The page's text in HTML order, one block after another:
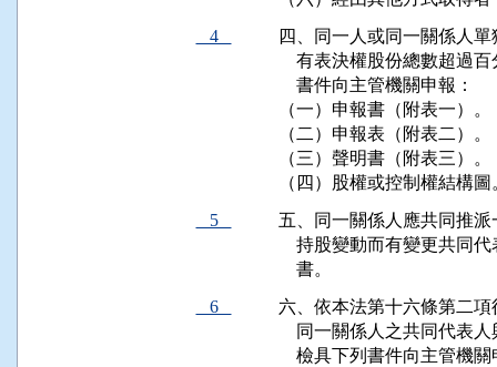
4
四、同一人或同一關係人
有表決權股份總數超過
    書件向主管機關申報：
（一）申報書（附表一）。
（二）申報表（附表二）。
（三）聲明書（附表三）。
（四）股權或控制權結構圖
5
五、同一關係人應共同推
持股變動而有變更共同
    書。
6
六、依本法第十六條第二
同一關係人之共同代表
檢具下列書件向主管機